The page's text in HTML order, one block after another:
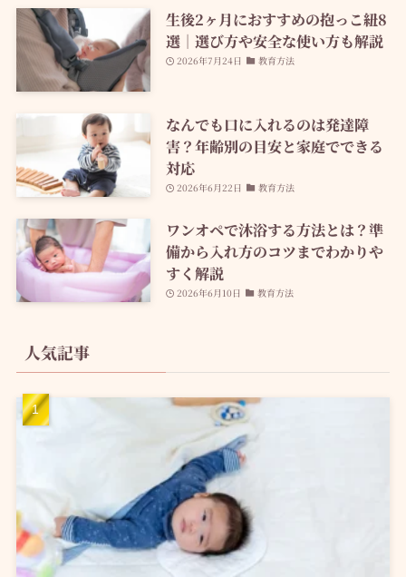
生後2ヶ月におすすめの抱っこ紐8
選｜選び方や安全な使い方も解説
2026年7月24日 教育方法
なんでも口に入れるのは発達障
害？年齢別の目安と家庭でできる
対応
2026年6月22日 教育方法
ワンオペで沐浴する方法とは？準
備から入れ方のコツまでわかりや
すく解説
2026年6月10日 教育方法
人気記事